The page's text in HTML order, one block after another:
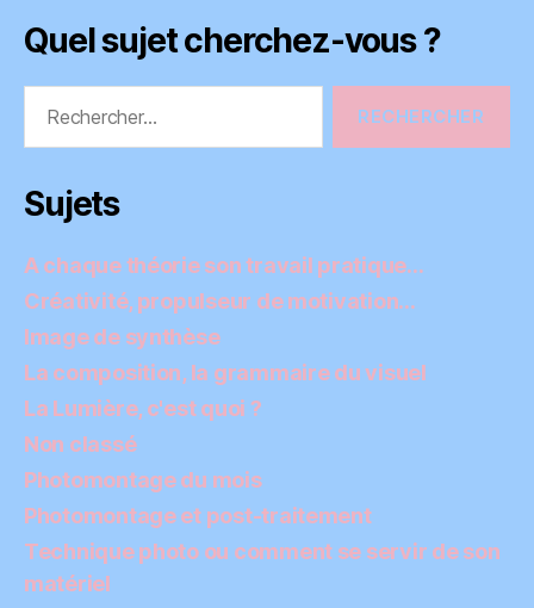
Quel sujet cherchez-vous ?
Sujets
A chaque théorie son travail pratique…
Créativité, propulseur de motivation…
Image de synthèse
La composition, la grammaire du visuel
La Lumière, c'est quoi ?
Non classé
Photomontage du mois
Photomontage et post-traitement
Technique photo ou comment se servir de son
matériel